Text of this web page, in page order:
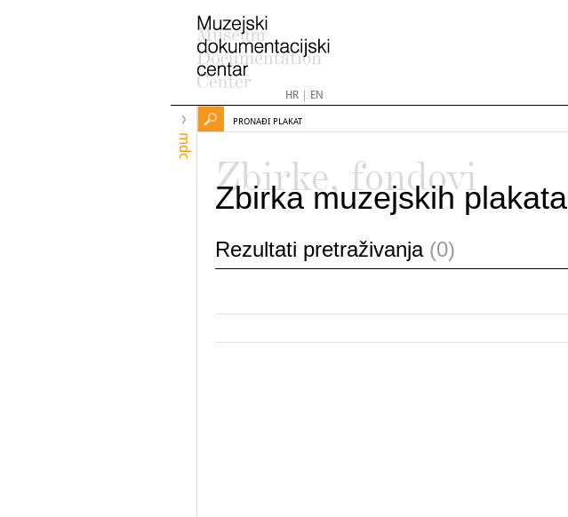
HR| EN
mdc
PRONAĐI PLAKAT
Zbirke, fondovi
Zbirka muzejskih plakata
Rezultati pretraživanja (0)